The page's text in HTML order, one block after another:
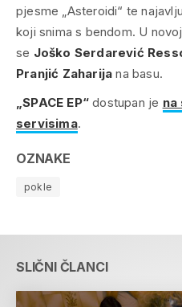
pjesme „Asteroidi“ te
koji snima s bendom. U
se Joško Serdarević
Pranjić Zaharija na basu.
„SPACE EP“ dostupan je na
servisima.
OZNAKE
pokle
SLIČNI ČLANCI